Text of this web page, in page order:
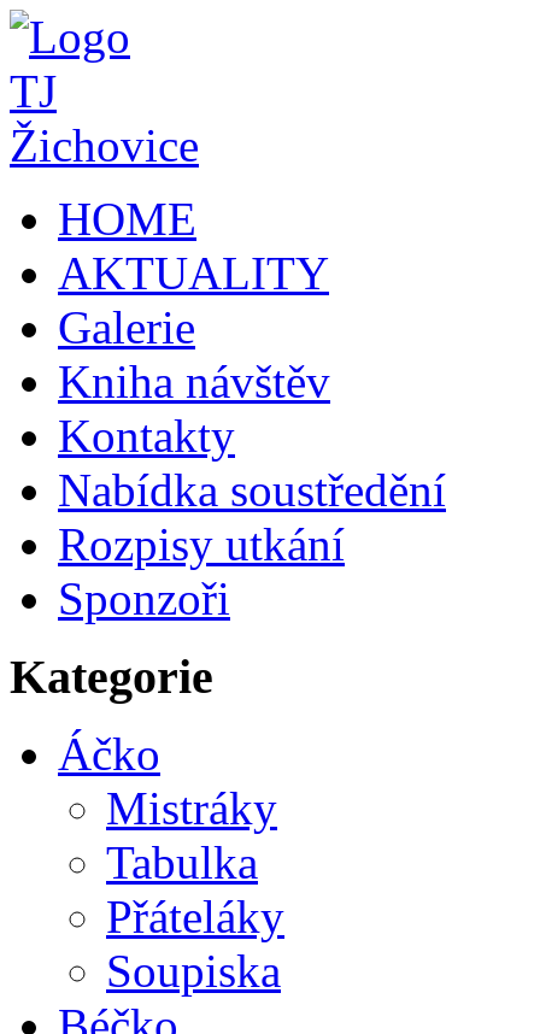
HOME
AKTUALITY
Galerie
Kniha návštěv
Kontakty
Nabídka soustředění
Rozpisy utkání
Sponzoři
Kategorie
Áčko
Mistráky
Tabulka
Přáteláky
Soupiska